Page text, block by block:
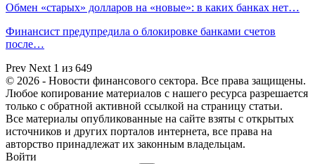
Обмен «старых» долларов на «новые»: в каких банках нет…
Финансист предупредила о блокировке банками счетов
после…
Prev Next 1 из 649
© 2026 - Новости финансового сектора. Все права защищены.
Любое копирование материалов с нашего ресурса разрешается
только с обратной активной ссылкой на страницу статьи.
Все материалы опубликованные на сайте взяты с открытых
источников и других порталов интернета, все права на
авторство принадлежат их законным владельцам.
Войти